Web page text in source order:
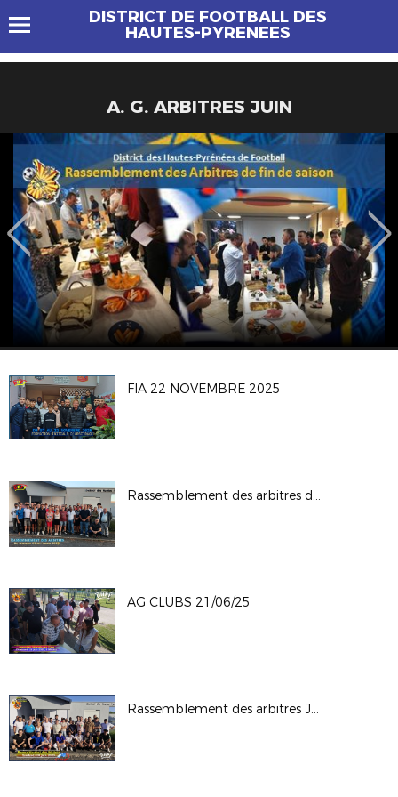
DISTRICT DE FOOTBALL DES
HAUTES-PYRENEES
A. G. ARBITRES JUIN
FIA 22 NOVEMBRE 2025
Rassemblement des arbitres du 05-09-25
AG CLUBS 21/06/25
Rassemblement des arbitres Juin 2025